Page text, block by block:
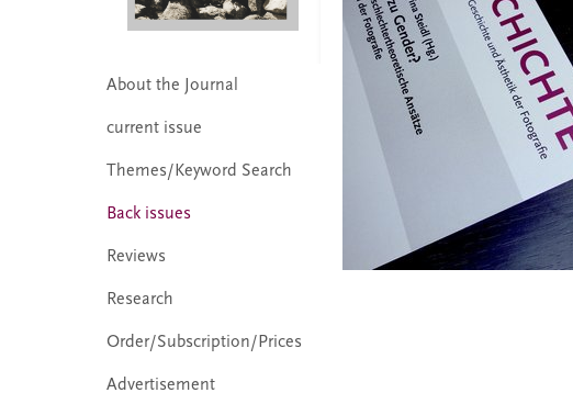
About the Journal
current issue
Themes/Keyword Search
Back issues
Reviews
Research
Order/Subscription/Prices
Advertisement